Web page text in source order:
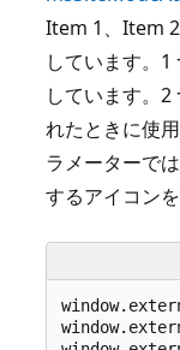
Item 1、Item
しています。
しています。
れたときに使
ラメーターで
するアイコン